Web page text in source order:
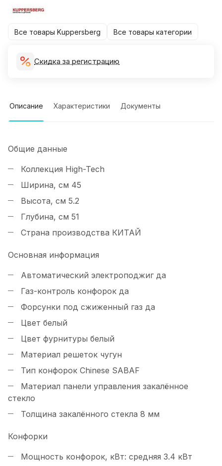
Все товары Kuppersberg Все товары категории
Скидка за регистрацию
Описание Характеристики Документы
Общие данные
Коллекция High-Tech
Ширина, см 45
Высота, см 5.2
Глубина, см 51
Страна производства КИТАЙ
Основная информация
Автоматический электроподжиг да
Газ-контроль конфорок да
Форсунки под сжиженный газ да
Цвет белый
Цвет фурнитуры белый
Материал решеток чугун
Тип конфорок Chinese SABAF
Материал панели управления закалённое
стекло
Толщина закалённого стекла 8 мм
Конфорки
Мощность конфорок, кВт: средняя 3.4 кВт